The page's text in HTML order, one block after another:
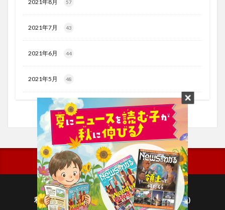
2021年8月 57
2021年7月 43
2021年6月 44
2021年5月 48
利用規約
プライバシーポリシー(毎日新聞出版)